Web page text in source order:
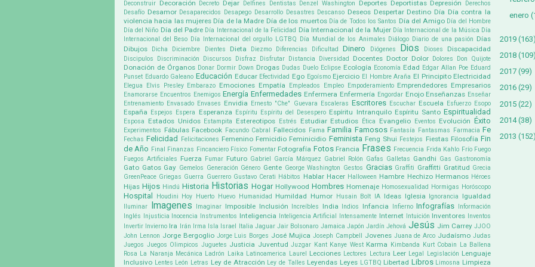
Deconstruir Decoración Decreto Dejar Delfines Dentistas Denzel Washington Deportes Deportistas Depresión
Derechos
Desafío Desamor Desaparecidos Desapego Desarrollo Desastres Descanso Deseos Despertar Destino Día Día contra la
violencia hacia las mujeres Día de la Madre Día de los muertos Día de Todos los Santos Día del Amigo Día del Hombre
Día del Niño Día del Padre Día Internacional de la Felicidad Día Internacional de la Mujer Día Internacional de la Música Día
Internacional del Beso Día Internacional del orgullo LGTBQ Día Mundial de los Animales Diálogo Diario de una pasión Días
Dibujos
Dicha Diciembre Dientes Dieta Diezmo Diferencias Dificultad Dinero Diógenes Dios Dioses Discapacidad
Discipulos Discriminación Discursos Disfraz Disfrutar Distancia Diversidad Docentes Doctor Dolor Dolores Don Quijote
Donación de Órganos Donar Dormir Down Drogas Dudas Duelo Eclipse Ecología Economía Edad Edgar Allan Poe Eduard
Punset Eduardo Galeano Educación Educar Efectividad Ego Egoísmo Ejercicio El Hombre Araña El Principito Electricidad
Elegua Elvis Presley Embarazo Emociones Empatía Empleados Empleo Empoderamiento Emprendedores Empresarios
Enamorarse Encuentros Enemigos Energía Enfermedades Enfermera Enfermería Engordar Enojo Enseñanzas Enseñar
Entrenamiento Envasado Envases Envidia Ernesto "Che" Guevara Escaleras Escritores Escuchar Escuela Esfuerzo Esopo
España Espejos Espera Esperanza Espíritu Espíritu del Desespero Espíritu Intranquilo Espíritu Santo Espiritualidad
Esposa Estados Unidos Estampita Estereotipos Estrés Estudiar Estudios Ética Evangelio Eventos Evolución Éxito
Experimentos Fábulas Facebook Facundo Cabral Fallecidos Fama Familia Famosos Fantasía Fantasmas Farmacia Fe
Fechas Felicidad Felicitaciones Femenino Femicidio Feminicidio Feminista Feng Shui Festejos Fiestas Filosofía Fin
de Año Final Finanzas Fincanciero Físico Fomentar Fotografía Fotos Francia Frases Frecuencia Frida Kahlo Frío Fuego
Fuegos Artificiales Fuerza Fumar Futuro Gabriel García Márquez Gabriel Rolón Gafas Galletas Gandhi Gas Gastronomía
Gato Gatos Gay Gemelos Generación Género Gente George Washington Gestos Gracias Graffiti Graffitti Gratitud Grecia
GreenPeace Griegas Guerra Guerrero Gustavo Cerati Hábitos Hablar Hacer Halloween Hambre Hechizo Hermanos Héroes
Hijas Hijos Hindú Historia Historias Hogar Hollywood Hombres Homenaje Homosexualidad Hormigas Horóscopo
Hospital Houdini Hoy Huerto Huevo Humanidad Humildad Humor Husain Bolt IA Ideas Iglesia Ignorancia Igualdad
Iluminar Imagenes Imaginar Imposible Inclusión Increíbles India Indios Infancia Infierno Infografías
Información
Inglés
Injusticia Inocencia Instrumentos Inteligencia Inteligencia Artificial Intensamente Internet Intuición Inventores
Inventos
Invertir Invierno Ira Irán Irma Isla Israel Italia Jaguar Jair Bolsonaro Jamaica Japón Jardín Jehová Jesús Jim Carrey JJOO
John Lennon Jorge Bergoglio Jorge Luis Borges José Mujica Joseph Campbell Jovenes Juana de Arco Judaísmo Judas
Juegos Juegos Olimpicos Juguetes Justicia Juventud Juzgar Kant Kanye West Karma Kimbanda Kurt Cobain
La Ballena
Rosa La Naranja Mecánica Ladrón Laika Latinoamerica Laurel Lecciones Lectores Lectura Leer Legal Legislación Lenguaje
Inclusivo Lentes León Letras Ley de Atracción Ley de Talles Leyendas Leyes LGTBQ Libertad Libros Limosna Limpieza
enero
2019 (163)
2018 (109)
2017 (99)
2016 (29)
2015 (22)
2014 (38)
2013 (152)